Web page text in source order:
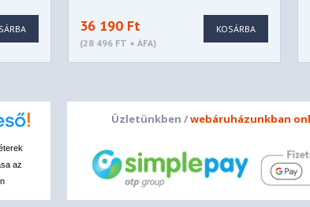
36 190 Ft
(28 496 FT + ÁFA)
KOSÁRBA
az
Üzletünkben /webáruházunkban